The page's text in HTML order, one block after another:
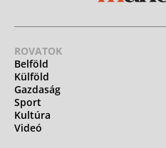
ROVATOK
Belföld
Külföld
Gazdaság
Sport
Kultúra
Videó